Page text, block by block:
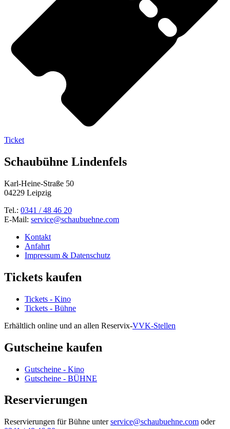
Ticket
Schaubühne Lindenfels
Karl-Heine-Straße 50
04229 Leipzig
Tel.: 0341 / 48 46 20
E-Mail: service@schaubuehne.com
Kontakt
Anfahrt
Impressum & Datenschutz
Tickets kaufen
Tickets - Kino
Tickets - Bühne
Erhältlich online und an allen Reservix-VVK-Stellen
Gutscheine kaufen
Gutscheine - Kino
Gutscheine - BÜHNE
Reservierungen
Reservierungen für Bühne unterservice@schaubuehne.com oder